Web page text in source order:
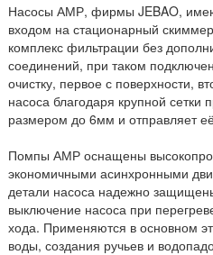
Насосы АМР, фирмы JEBAO,
входом на стационарный
комплекс фильтрации без
соединений, при таком
очистку, первое с поверхности,
насоса благодаря крупной сетки
размером до 6мм и отправляет
Помпы АМР оснащены
экономичными асинхронными
детали насоса надежно
выключение насоса при
хода. Применяются в основном
воды, создания ручьев и